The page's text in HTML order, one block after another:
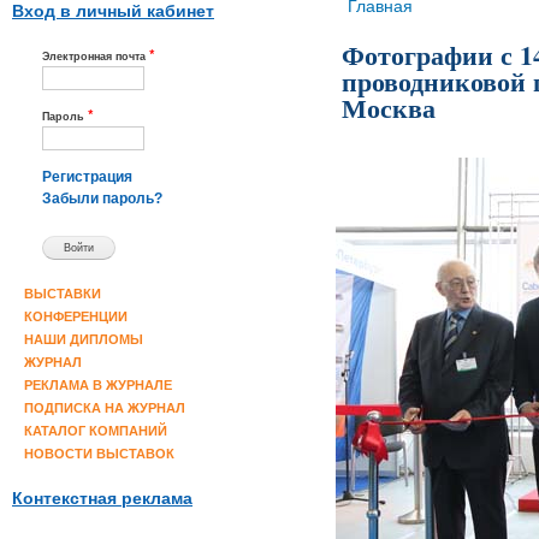
Вход в личный кабинет
Электронная почта *
Пароль *
Регистрация
Забыли пароль?
ВЫСТАВКИ
КОНФЕРЕНЦИИ
НАШИ ДИПЛОМЫ
ЖУРНАЛ
РЕКЛАМА В ЖУРНАЛЕ
ПОДПИСКА НА ЖУРНАЛ
КАТАЛОГ КОМПАНИЙ
НОВОСТИ ВЫСТАВОК
Контекстная реклама
Вы здесь
Главная
Фотографии с
проводниковой
Москва